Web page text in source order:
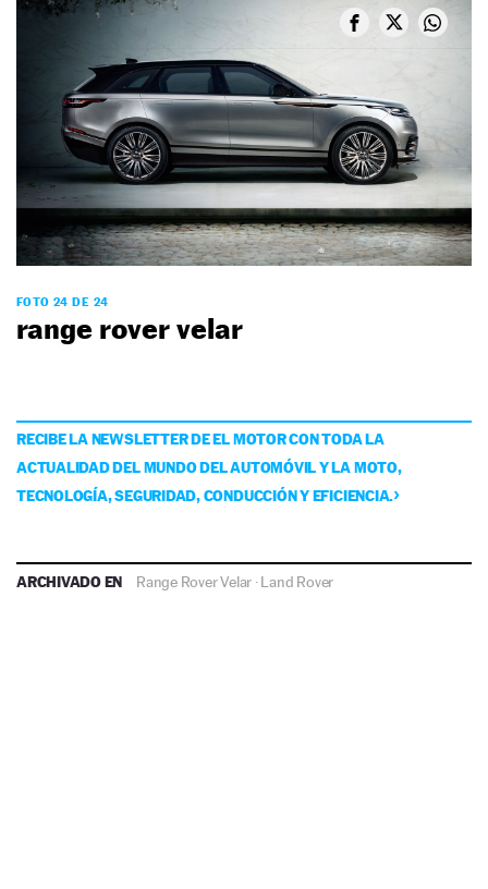
FOTO 24 DE 24
range rover velar
RECIBE LA NEWSLETTER DE EL MOTOR CON TODA LA
ACTUALIDAD DEL MUNDO DEL AUTOMÓVIL Y LA MOTO,
TECNOLOGÍA, SEGURIDAD, CONDUCCIÓN Y EFICIENCIA.
ARCHIVADO EN Range Rover Velar ·Land Rover